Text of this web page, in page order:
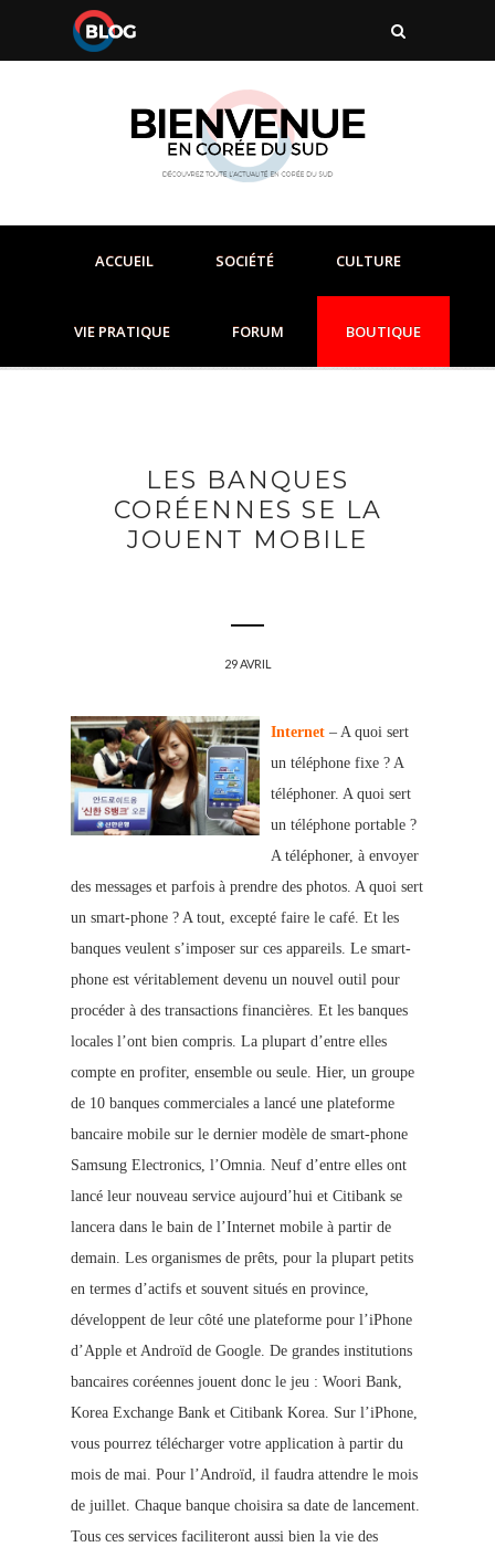
ACCUEIL SOCIÉTÉ CULTURE
VIE PRATIQUE FORUM BOUTIQUE
LES BANQUES
CORÉENNES SE LA
JOUENT MOBILE
29 AVRIL
Internet – A quoi sert
un téléphone fixe ? A
téléphoner. A quoi sert
un téléphone portable ?
A téléphoner, à envoyer
des messages et parfois à prendre des photos. A quoi sert
un smart-phone ? A tout, excepté faire le café. Et les
banques veulent s’imposer sur ces appareils. Le smart-
phone est véritablement devenu un nouvel outil pour
procéder à des transactions financières. Et les banques
locales l’ont bien compris. La plupart d’entre elles
compte en profiter, ensemble ou seule. Hier, un groupe
de 10 banques commerciales a lancé une plateforme
bancaire mobile sur le dernier modèle de smart-phone
Samsung Electronics, l’Omnia. Neuf d’entre elles ont
lancé leur nouveau service aujourd’hui et Citibank se
lancera dans le bain de l’Internet mobile à partir de
demain. Les organismes de prêts, pour la plupart petits
en termes d’actifs et souvent situés en province,
développent de leur côté une plateforme pour l’iPhone
d’Apple et Androïd de Google. De grandes institutions
bancaires coréennes jouent donc le jeu : Woori Bank,
Korea Exchange Bank et Citibank Korea. Sur l’iPhone,
vous pourrez télécharger votre application à partir du
mois de mai. Pour l’Androïd, il faudra attendre le mois
de juillet. Chaque banque choisira sa date de lancement.
Tous ces services faciliteront aussi bien la vie des